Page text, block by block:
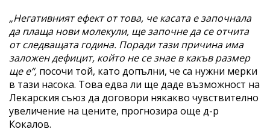
„Негативният ефект от това, че касата е започнала
да плаща нови молекули, ще започне да се отчита
от следващата година. Поради тази причина има
заложен дефицит, който не се знае в какъв размер
ще е“, посочи той, като допълни, че са нужни мерки
в тази насока. Това едва ли ще даде възможност на
Лекарския съюз да договори някакво чувствително
увеличение на цените, прогнозира още д-р
Кокалов.